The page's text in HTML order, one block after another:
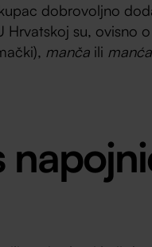
dobrovoljno
Hrvatskoj su, ovisno
manča ili manća